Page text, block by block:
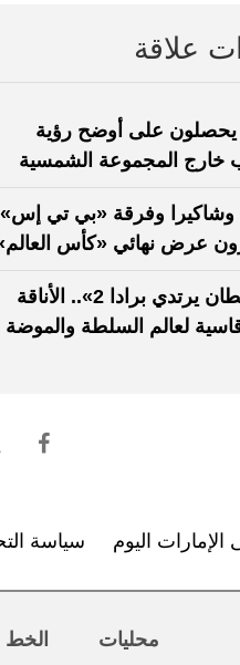
علاقة
يحصلون على أوضح رؤية
خارج المجموعة الشمسية
وشاكيرا وفرقة «بي تي إس»
عرض نهائي «كأس
«الشيطان يرتدي برادا 2».. الأناقة
لعالم السلطة والموضة
اليوم سياسة
محليات